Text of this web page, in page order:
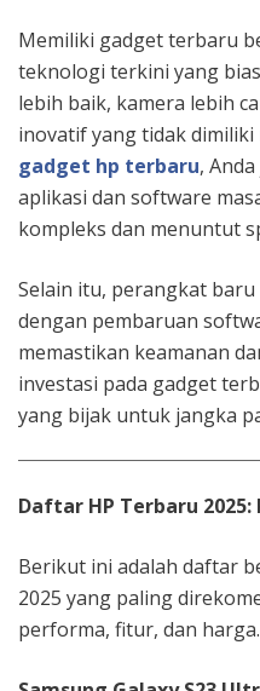
Memiliki gadget terbaru
teknologi terkini yang
lebih baik, kamera lebih
inovatif yang tidak dimiliki
gadget hp terbaru,
aplikasi dan software
kompleks dan menuntut
Selain itu, perangkat
dengan pembaruan
memastikan keamanan
investasi pada gadget
yang bijak untuk jangka
Daftar HP Terbaru
Berikut ini adalah daftar
2025 yang paling
performa, fitur, dan harga.